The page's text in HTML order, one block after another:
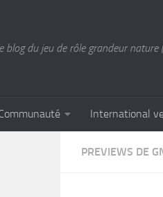
blog du jeu de rôle grandeur
International
PREVIEWS DE